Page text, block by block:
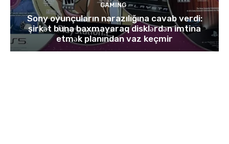
GAMING
Sony oyunçuların narazılığına cavab verdi:
şirkət buna baxmayaraq disklərdən imtina
etmək planından vaz keçmir